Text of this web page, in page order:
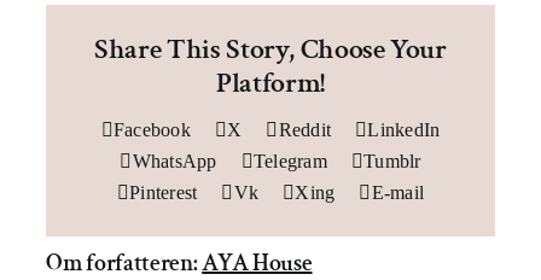
Share This Story, Choose Your
Platform!
Facebook X Reddit
LinkedIn
WhatsApp
Telegram
Tumblr
Pinterest
Vk Xing E-mail
Om forfatteren:AYA House